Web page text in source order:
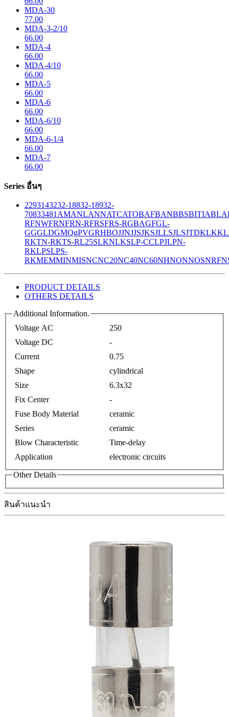
MDA-30
77.00
MDA-3-2/10
66.00
MDA-4
66.00
MDA-4/10
66.00
MDA-5
66.00
MDA-6
66.00
MDA-6/10
66.00
MDA-6-1/4
66.00
MDA-7
66.00
Series อื่นๆ
2293143232-18832-18932-
70833481 AMANLANNATCATOBAFBANBBSBITIABLA
RFNWFRNFRN-RFRSFRS-RGBAGFGL-
GGGLDGMQgPVGRHBOJJNJJSJKSJLLSJLSJTDKLK
RKTN-RKTS-RL25SLKNLKSLP-CCLPJLPN-
RKLPSLPS-
RKMEMMINMISNCNC20NC40NC60NHNONNOSNRF
PRODUCT DETAILS
OTHERS DETAILS
Additional Information.
Voltage AC
250
Voltage DC
-
Current
0.75
Shape
cylindrical
Size
6.3x32
Fix Center
-
Fuse Body Material
ceramic
Series
ceramic
Blow Characteristic
Time-delay
Application
electronic circuits
Other Details
สินค้าแนะนำ